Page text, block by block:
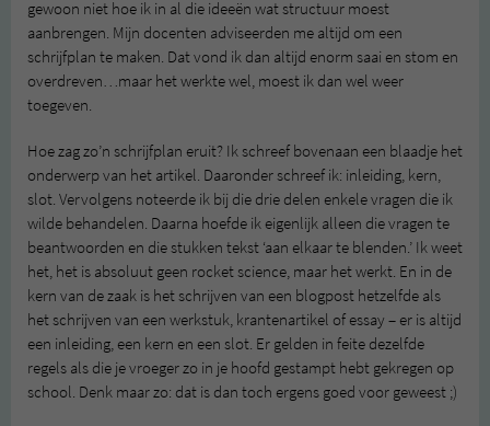
gewoon niet hoe ik in al die ideeën wat structuur moest
aanbrengen. Mijn docenten adviseerden me altijd om een
schrijfplan te maken. Dat vond ik dan altijd enorm saai en stom en
overdreven…maar het werkte wel, moest ik dan wel weer
toegeven.
Hoe zag zo’n schrijfplan eruit? Ik schreef bovenaan een blaadje het
onderwerp van het artikel. Daaronder schreef ik: inleiding, kern,
slot. Vervolgens noteerde ik bij die drie delen enkele vragen die ik
wilde behandelen. Daarna hoefde ik eigenlijk alleen die vragen te
beantwoorden en die stukken tekst ‘aan elkaar te blenden.’ Ik weet
het, het is absoluut geen rocket science, maar het werkt. En in de
kern van de zaak is het schrijven van een blogpost hetzelfde als
het schrijven van een werkstuk, krantenartikel of essay – er is altijd
een inleiding, een kern en een slot. Er gelden in feite dezelfde
regels als die je vroeger zo in je hoofd gestampt hebt gekregen op
school. Denk maar zo: dat is dan toch ergens goed voor geweest ;)